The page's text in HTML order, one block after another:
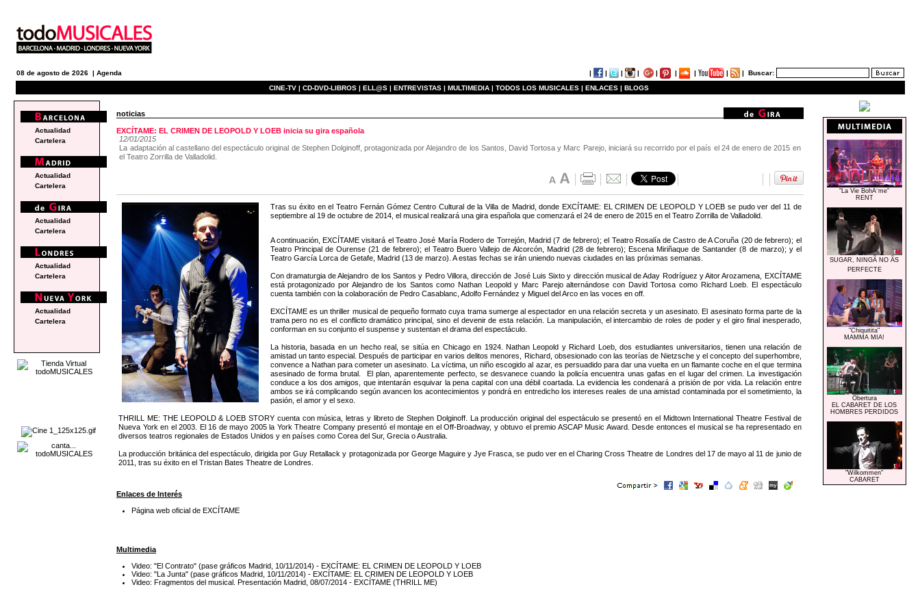
08 de agosto de 2026 | Agenda | | | | | | | | | Buscar:
CINE-TV | CD-DVD-LIBROS | ELL@S | ENTREVISTAS | MULTIMEDIA | TODOS LOS MUSICALES | ENLACES | BLOGS
noticias
EXCÍTAME: EL CRIMEN DE LEOPOLD Y LOEB inicia su gira española
12/01/2015
La adaptación al castellano del espectáculo original de Stephen Dolginoff, protagonizada por Alejandro de los Santos, David Tortosa y Marc Parejo, iniciará su recorrido por el país el 24 de enero de 2015 en
el Teatro Zorrilla de Valladolid.
Tras su éxito en el Teatro Fernán Gómez Centro Cultural de la Villa de Madrid, donde EXCÍTAME: EL CRIMEN DE LEOPOLD Y LOEB se pudo ver del 11 de
septiembre al 19 de octubre de 2014, el musical realizará una gira española que comenzará el 24 de enero de 2015 en el Teatro Zorrilla de Valladolid.
A continuación, EXCÍTAME visitará el Teatro José María Rodero de Torrejón, Madrid (7 de febrero); el Teatro Rosalía de Castro de A Coruña (20 de febrero); el
Teatro Principal de Ourense (21 de febrero); el Teatro Buero Vallejo de Alcorcón, Madrid (28 de febrero); Escena Miriñaque de Santander (8 de marzo); y el
Teatro García Lorca de Getafe, Madrid (13 de marzo). A estas fechas se irán uniendo nuevas ciudades en las próximas semanas.
Con dramaturgia de Alejandro de los Santos y Pedro Villora, dirección de José Luis Sixto y dirección musical de Aday Rodríguez y Aitor Arozamena, EXCÍTAME
está protagonizado por Alejandro de los Santos como Nathan Leopold y Marc Parejo alternándose con David Tortosa como Richard Loeb. El espectáculo
cuenta también con la colaboración de Pedro Casablanc, Adolfo Fernández y Miguel del Arco en las voces en off.
EXCÍTAME es un thriller musical de pequeño formato cuya trama sumerge al espectador en una relación secreta y un asesinato. El asesinato forma parte de la
trama pero no es el conflicto dramático principal, sino el devenir de esta relación. La manipulación, el intercambio de roles de poder y el giro final inesperado,
conforman en su conjunto el suspense y sustentan el drama del espectáculo.
La historia, basada en un hecho real, se sitúa en Chicago en 1924. Nathan Leopold y Richard Loeb, dos estudiantes universitarios, tienen una relación de
amistad un tanto especial. Después de participar en varios delitos menores, Richard, obsesionado con las teorías de Nietzsche y el concepto del superhombre,
convence a Nathan para cometer un asesinato. La víctima, un niño escogido al azar, es persuadido para dar una vuelta en un flamante coche en el que termina
asesinado de forma brutal. El plan, aparentemente perfecto, se desvanece cuando la policía encuentra unas gafas en el lugar del crimen. La investigación
conduce a los dos amigos, que intentarán esquivar la pena capital con una débil coartada. La evidencia les condenará a prisión de por vida. La relación entre
ambos se irá complicando según avancen los acontecimientos y pondrá en entredicho los intereses reales de una amistad contaminada por el sometimiento, la
pasión, el amor y el sexo.
THRILL ME: THE LEOPOLD & LOEB STORY cuenta con música, letras y libreto de Stephen Dolginoff. La producción original del espectáculo se presentó en el Midtown International Theatre Festival de
Nueva York en el 2003. El 16 de mayo 2005 la York Theatre Company presentó el montaje en el Off-Broadway, y obtuvo el premio ASCAP Music Award. Desde entonces el musical se ha representado en
diversos teatros regionales de Estados Unidos y en países como Corea del Sur, Grecia o Australia.
La producción británica del espectáculo, dirigida por Guy Retallack y protagonizada por George Maguire y Jye Frasca, se pudo ver en el Charing Cross Theatre de Londres del 17 de mayo al 11 de junio de
2011, tras su éxito en el Tristan Bates Theatre de Londres.
Enlaces de Interés
Página web oficial de EXCÍTAME
Multimedia
Video: "El Contrato" (pase gráficos Madrid, 10/11/2014) - EXCÍTAME: EL CRIMEN DE LEOPOLD Y LOEB
Video: "La Junta" (pase gráficos Madrid, 10/11/2014) - EXCÍTAME: EL CRIMEN DE LEOPOLD Y LOEB
Video: Fragmentos del musical. Presentación Madrid, 08/07/2014 - EXCÍTAME (THRILL ME)
Actualidad
Cartelera
Actualidad
Cartelera
Actualidad
Cartelera
Actualidad
Cartelera
Actualidad
Cartelera
"La Vie BohÃ¨me"
RENT
SUGAR, NINGÃ NO ÃS
PERFECTE
"Chiquitita"
MAMMA MIA!
Obertura
EL CABARET DE LOS
HOMBRES PERDIDOS
"Wilkommen"
CABARET